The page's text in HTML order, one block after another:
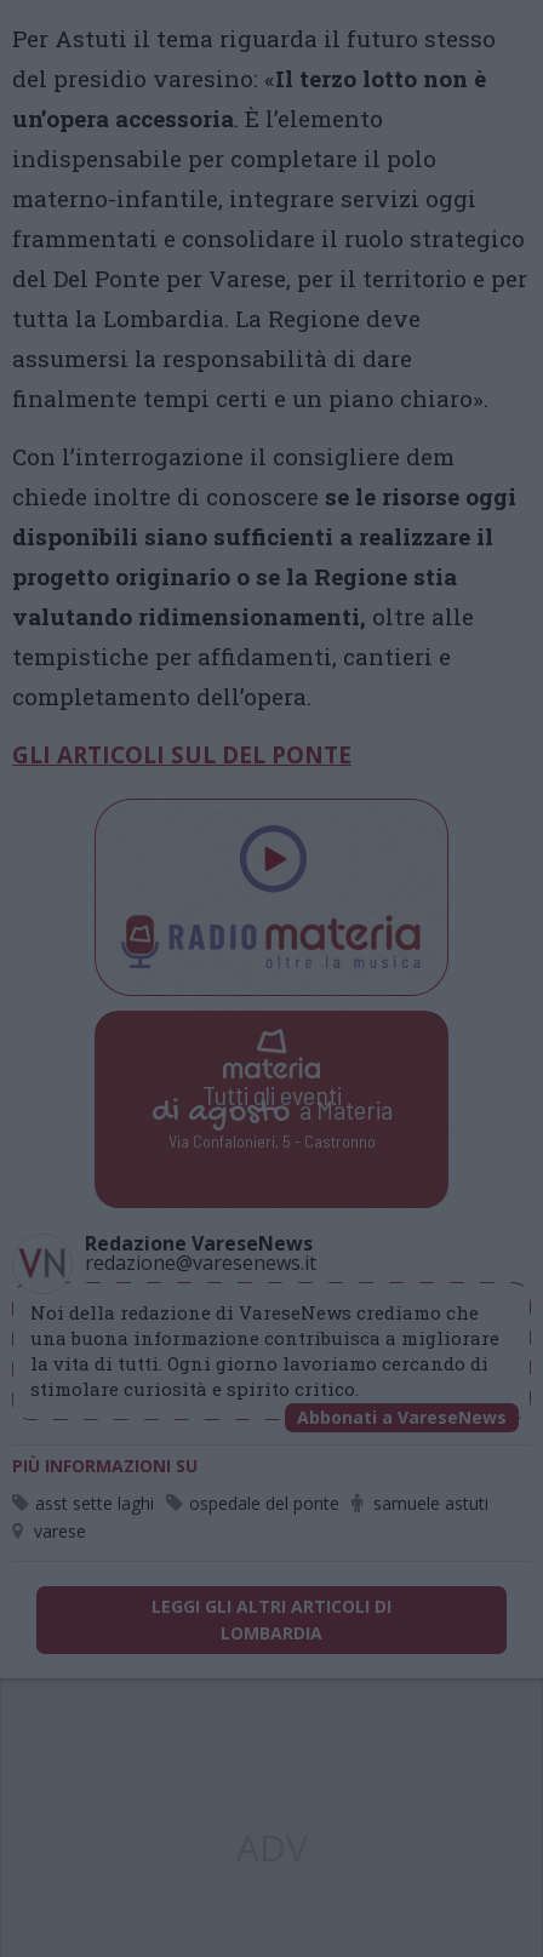
Per Astuti il tema riguarda il futuro stesso
del presidio varesino: «Il terzo lotto non è
un’opera accessoria. È l’elemento
indispensabile per completare il polo
materno-infantile, integrare servizi oggi
frammentati e consolidare il ruolo strategico
del Del Ponte per Varese, per il territorio e per
tutta la Lombardia. La Regione deve
assumersi la responsabilità di dare
finalmente tempi certi e un piano chiaro».
Con l’interrogazione il consigliere dem
chiede inoltre di conoscere se le risorse oggi
disponibili siano sufficienti a realizzare il
progetto originario o se la Regione stia
valutando ridimensionamenti, oltre alle
tempistiche per affidamenti, cantieri e
completamento dell’opera.
GLI ARTICOLI SUL DEL PONTE
Tutti gli eventi
di agostoa Materia
Via Confalonieri, 5 - Castronno
Redazione VareseNews
redazione@varesenews.it
Noi della redazione di VareseNews crediamo che
una buona informazione contribuisca a migliorare
la vita di tutti. Ogni giorno lavoriamo cercando di
stimolare curiosità e spirito critico.
Abbonati a VareseNews
PIÙ INFORMAZIONI SU
asst sette laghi
ospedale del ponte
samuele astuti
varese
LEGGI GLI ALTRI ARTICOLI DI
LOMBARDIA